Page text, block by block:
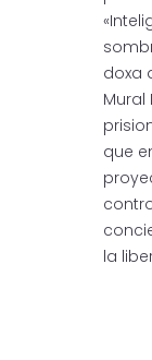
doxa
que
la